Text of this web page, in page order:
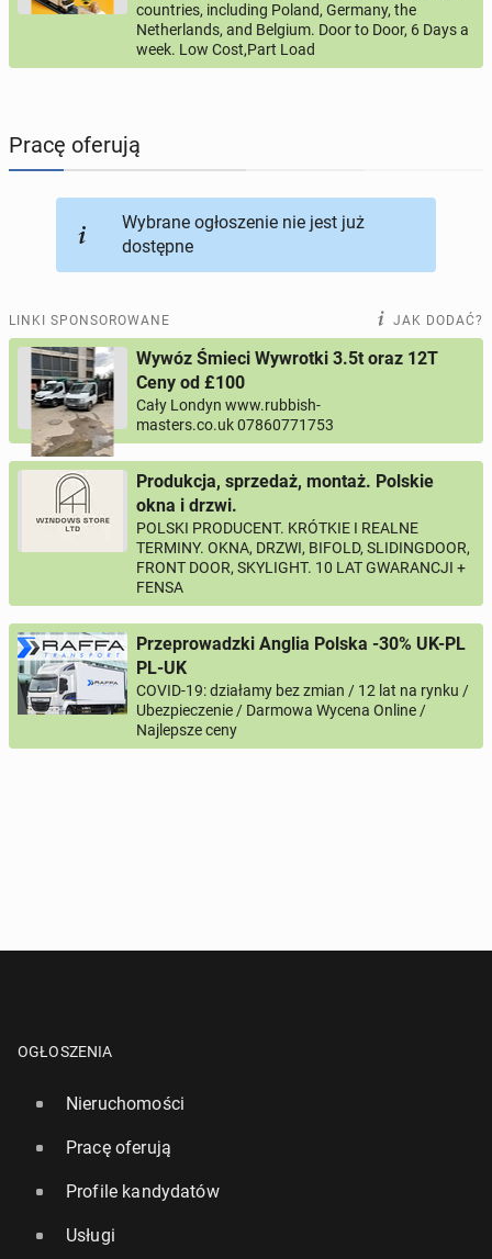
USŁUGI 164ogłoszenia online
MOTORYZACJA 10ogłoszeń online
countries, including Poland, Germany, the
Netherlands, and Belgium. Door to Door, 6 Days a
week. Low Cost,Part Load
Pracę oferują
Wybrane ogłoszenie nie jest już
dostępne
LINKI SPONSOROWANE JAK DODAĆ?
Wywóz Śmieci Wywrotki 3.5t oraz 12T
Ceny od £100
Cały Londyn www.rubbish-
masters.co.uk 07860771753
Produkcja, sprzedaż, montaż. Polskie
okna i drzwi.
POLSKI PRODUCENT. KRÓTKIE I REALNE
TERMINY. OKNA, DRZWI, BIFOLD, SLIDINGDOOR,
FRONT DOOR, SKYLIGHT. 10 LAT GWARANCJI +
FENSA
Przeprowadzki Anglia Polska -30% UK-PL
PL-UK
COVID-19: działamy bez zmian / 12 lat na rynku /
Ubezpieczenie / Darmowa Wycena Online /
Najlepsze ceny
OGŁOSZENIA
Nieruchomości
Pracę oferują
Profile kandydatów
Usługi